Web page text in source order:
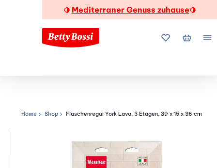
🍋 Mediterraner Genuss zuhause🍋
MeineMein
Navigationspfad
Home Shop Flaschenregal York Lava, 3 Etagen, 39 x 15 x 36 cm